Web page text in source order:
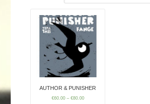
AUTHOR & PUNISHER
€60.00– €80.00